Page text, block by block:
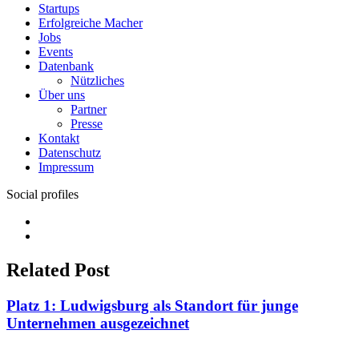
Startups
Erfolgreiche Macher
Jobs
Events
Datenbank
Nützliches
Über uns
Partner
Presse
Kontakt
Datenschutz
Impressum
Social profiles
Related Post
Platz 1: Ludwigsburg als Standort für junge
Unternehmen ausgezeichnet